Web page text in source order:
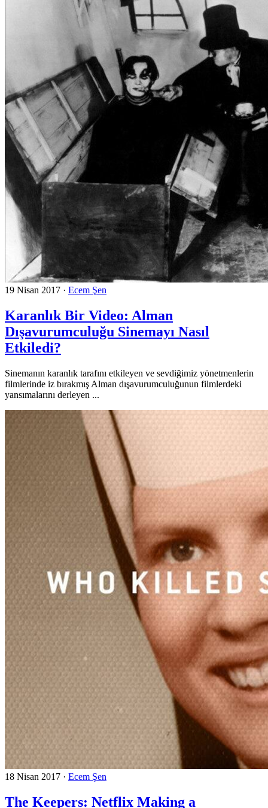
19 Nisan 2017 · Ecem Şen
Karanlık Bir Video: Alman
Dışavurumculuğu Sinemayı Nasıl
Etkiledi?
Sinemanın karanlık tarafını etkileyen ve sevdiğimiz yönetmenlerin
filmlerinde iz bırakmış Alman dışavurumculuğunun filmlerdeki
yansımalarını derleyen ...
18 Nisan 2017 · Ecem Şen
The Keepers: Netflix Making a